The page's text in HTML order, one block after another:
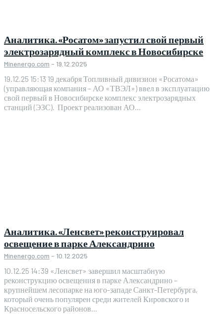
Аналитика. «Росатом» запустил свой первый
электрозарядный комплекс в Новосибирске
Minenergo.com - 19.12.2025
19.12.25 15:13 19 декабря Топливный дивизион «Росатома»
(управляющая компания – АО «ТВЭЛ») ввел в эксплуатацию
свой первый в Новосибирске комплекс электрозарядных
станций (ЭЗС). Проект реализован АО...
Аналитика. «Ленсвет» реконструировал
освещение в парке Александрино
Minenergo.com - 10.12.2025
10.12.25 14:39 «Ленсвет» завершил масштабную
реконструкцию освещения в парке Александрино –
крупнейшем лесопарке на юго-западе Санкт-Петербурга,
который очень популярен среди жителей Кировского и
Красносельского районов...